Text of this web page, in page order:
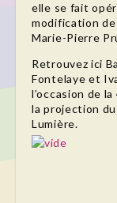
elle se fait
modification
Marie-Pierre
Retrouvez ici
Fontelaye et
l’occasion de
la projection
Lumière.